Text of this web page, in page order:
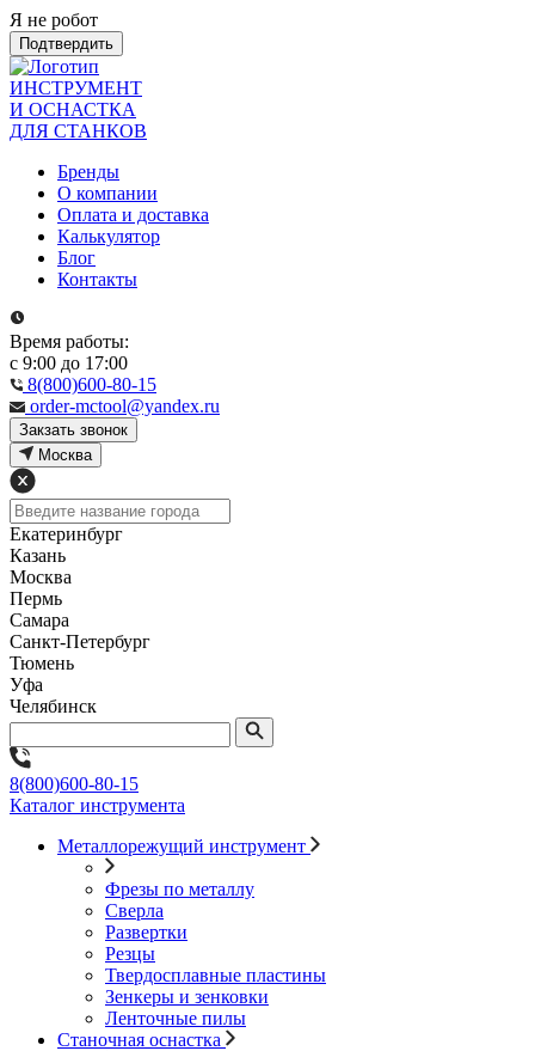
Я не робот
Подтвердить
ИНСТРУМЕНТ
И ОСНАСТКА
ДЛЯ СТАНКОВ
Бренды
О компании
Оплата и доставка
Калькулятор
Блог
Контакты
Время работы:
с 9:00 до 17:00
8(800)600-80-15
order-mctool@yandex.ru
Закзать звонок
Москва
Екатеринбург
Казань
Москва
Пермь
Самара
Санкт-Петербург
Тюмень
Уфа
Челябинск
8(800)600-80-15
Каталог инструмента
Металлорежущий инструмент
Фрезы по металлу
Сверла
Развертки
Резцы
Твердосплавные пластины
Зенкеры и зенковки
Ленточные пилы
Станочная оснастка